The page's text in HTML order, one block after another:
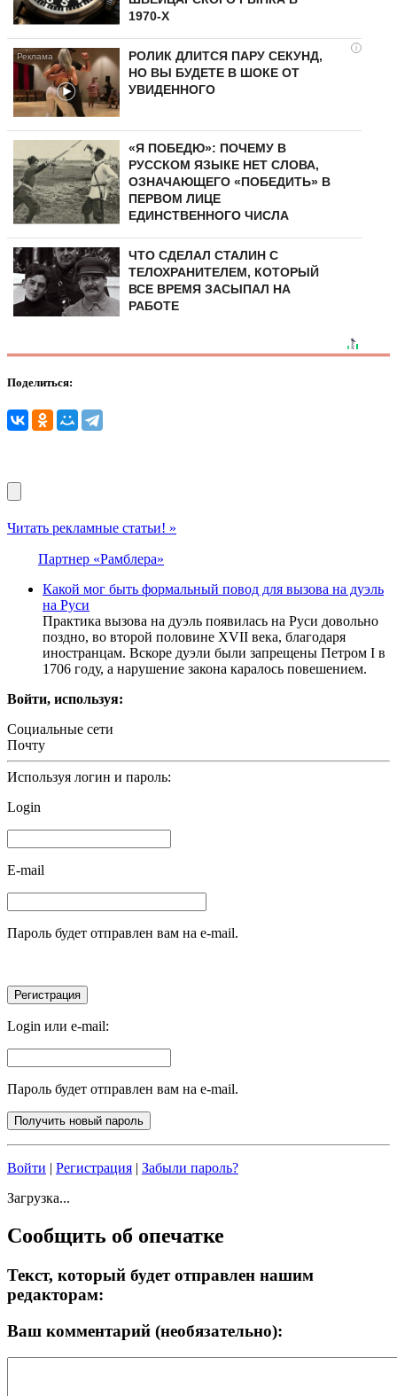
1970-Х
i
РОЛИК ДЛИТСЯ ПАРУ СЕКУНД,
НО ВЫ БУДЕТЕ В ШОКЕ ОТ
УВИДЕННОГО
«Я ПОБЕДЮ»: ПОЧЕМУ В
РУССКОМ ЯЗЫКЕ НЕТ СЛОВА,
ОЗНАЧАЮЩЕГО «ПОБЕДИТЬ» В
ПЕРВОМ ЛИЦЕ
ЕДИНСТВЕННОГО ЧИСЛА
ЧТО СДЕЛАЛ СТАЛИН С
ТЕЛОХРАНИТЕЛЕМ, КОТОРЫЙ
ВСЕ ВРЕМЯ ЗАСЫПАЛ НА
РАБОТЕ
Поделиться:
Читать рекламные статьи! »
Партнер «Рамблера»
Какой мог быть формальный повод для вызова на дуэль
на Руси
Практика вызова на дуэль появилась на Руси довольно
поздно, во второй половине XVII века, благодаря
иностранцам. Вскоре дуэли были запрещены Петром I в
1706 году, а нарушение закона каралось повешением.
Войти, используя:
Социальные сети
Почту
Используя логин и пароль:
Login
E-mail
Пароль будет отправлен вам на e-mail.
Login или e-mail:
Пароль будет отправлен вам на e-mail.
Войти | Регистрация | Забыли пароль?
Загрузка...
Сообщить об опечатке
Текст, который будет отправлен нашим
редакторам:
Ваш комментарий (необязательно):